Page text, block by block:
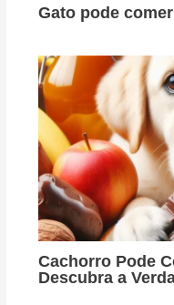
Gato pode
Cachorro Pode
Descubra a